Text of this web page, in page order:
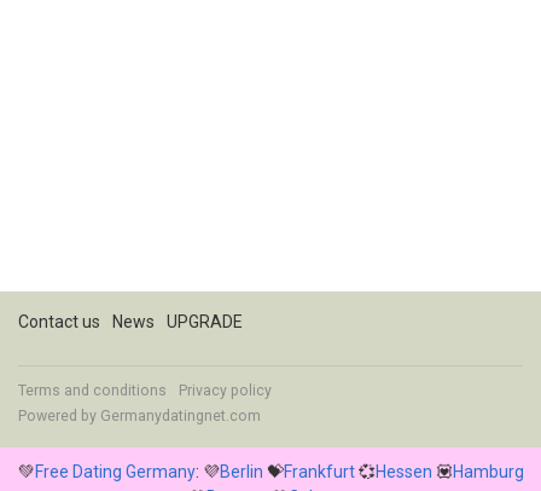
Contact us News UPGRADE
Terms and conditions
Privacy policy
Powered by Germanydatingnet.com
💚Free Dating Germany: 💜Berlin 💝Frankfurt💞Hessen 💟Hamburg